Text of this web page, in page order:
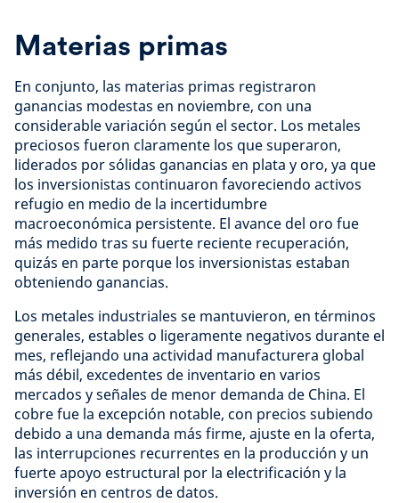
Materias primas
En conjunto, las materias primas registraron
ganancias modestas en noviembre, con una
considerable variación según el sector. Los metales
preciosos fueron claramente los que superaron,
liderados por sólidas ganancias en plata y oro, ya que
los inversionistas continuaron favoreciendo activos
refugio en medio de la incertidumbre
macroeconómica persistente. El avance del oro fue
más medido tras su fuerte reciente recuperación,
quizás en parte porque los inversionistas estaban
obteniendo ganancias.
Los metales industriales se mantuvieron, en términos
generales, estables o ligeramente negativos durante el
mes, reflejando una actividad manufacturera global
más débil, excedentes de inventario en varios
mercados y señales de menor demanda de China. El
cobre fue la excepción notable, con precios subiendo
debido a una demanda más firme, ajuste en la oferta,
las interrupciones recurrentes en la producción y un
fuerte apoyo estructural por la electrificación y la
inversión en centros de datos.